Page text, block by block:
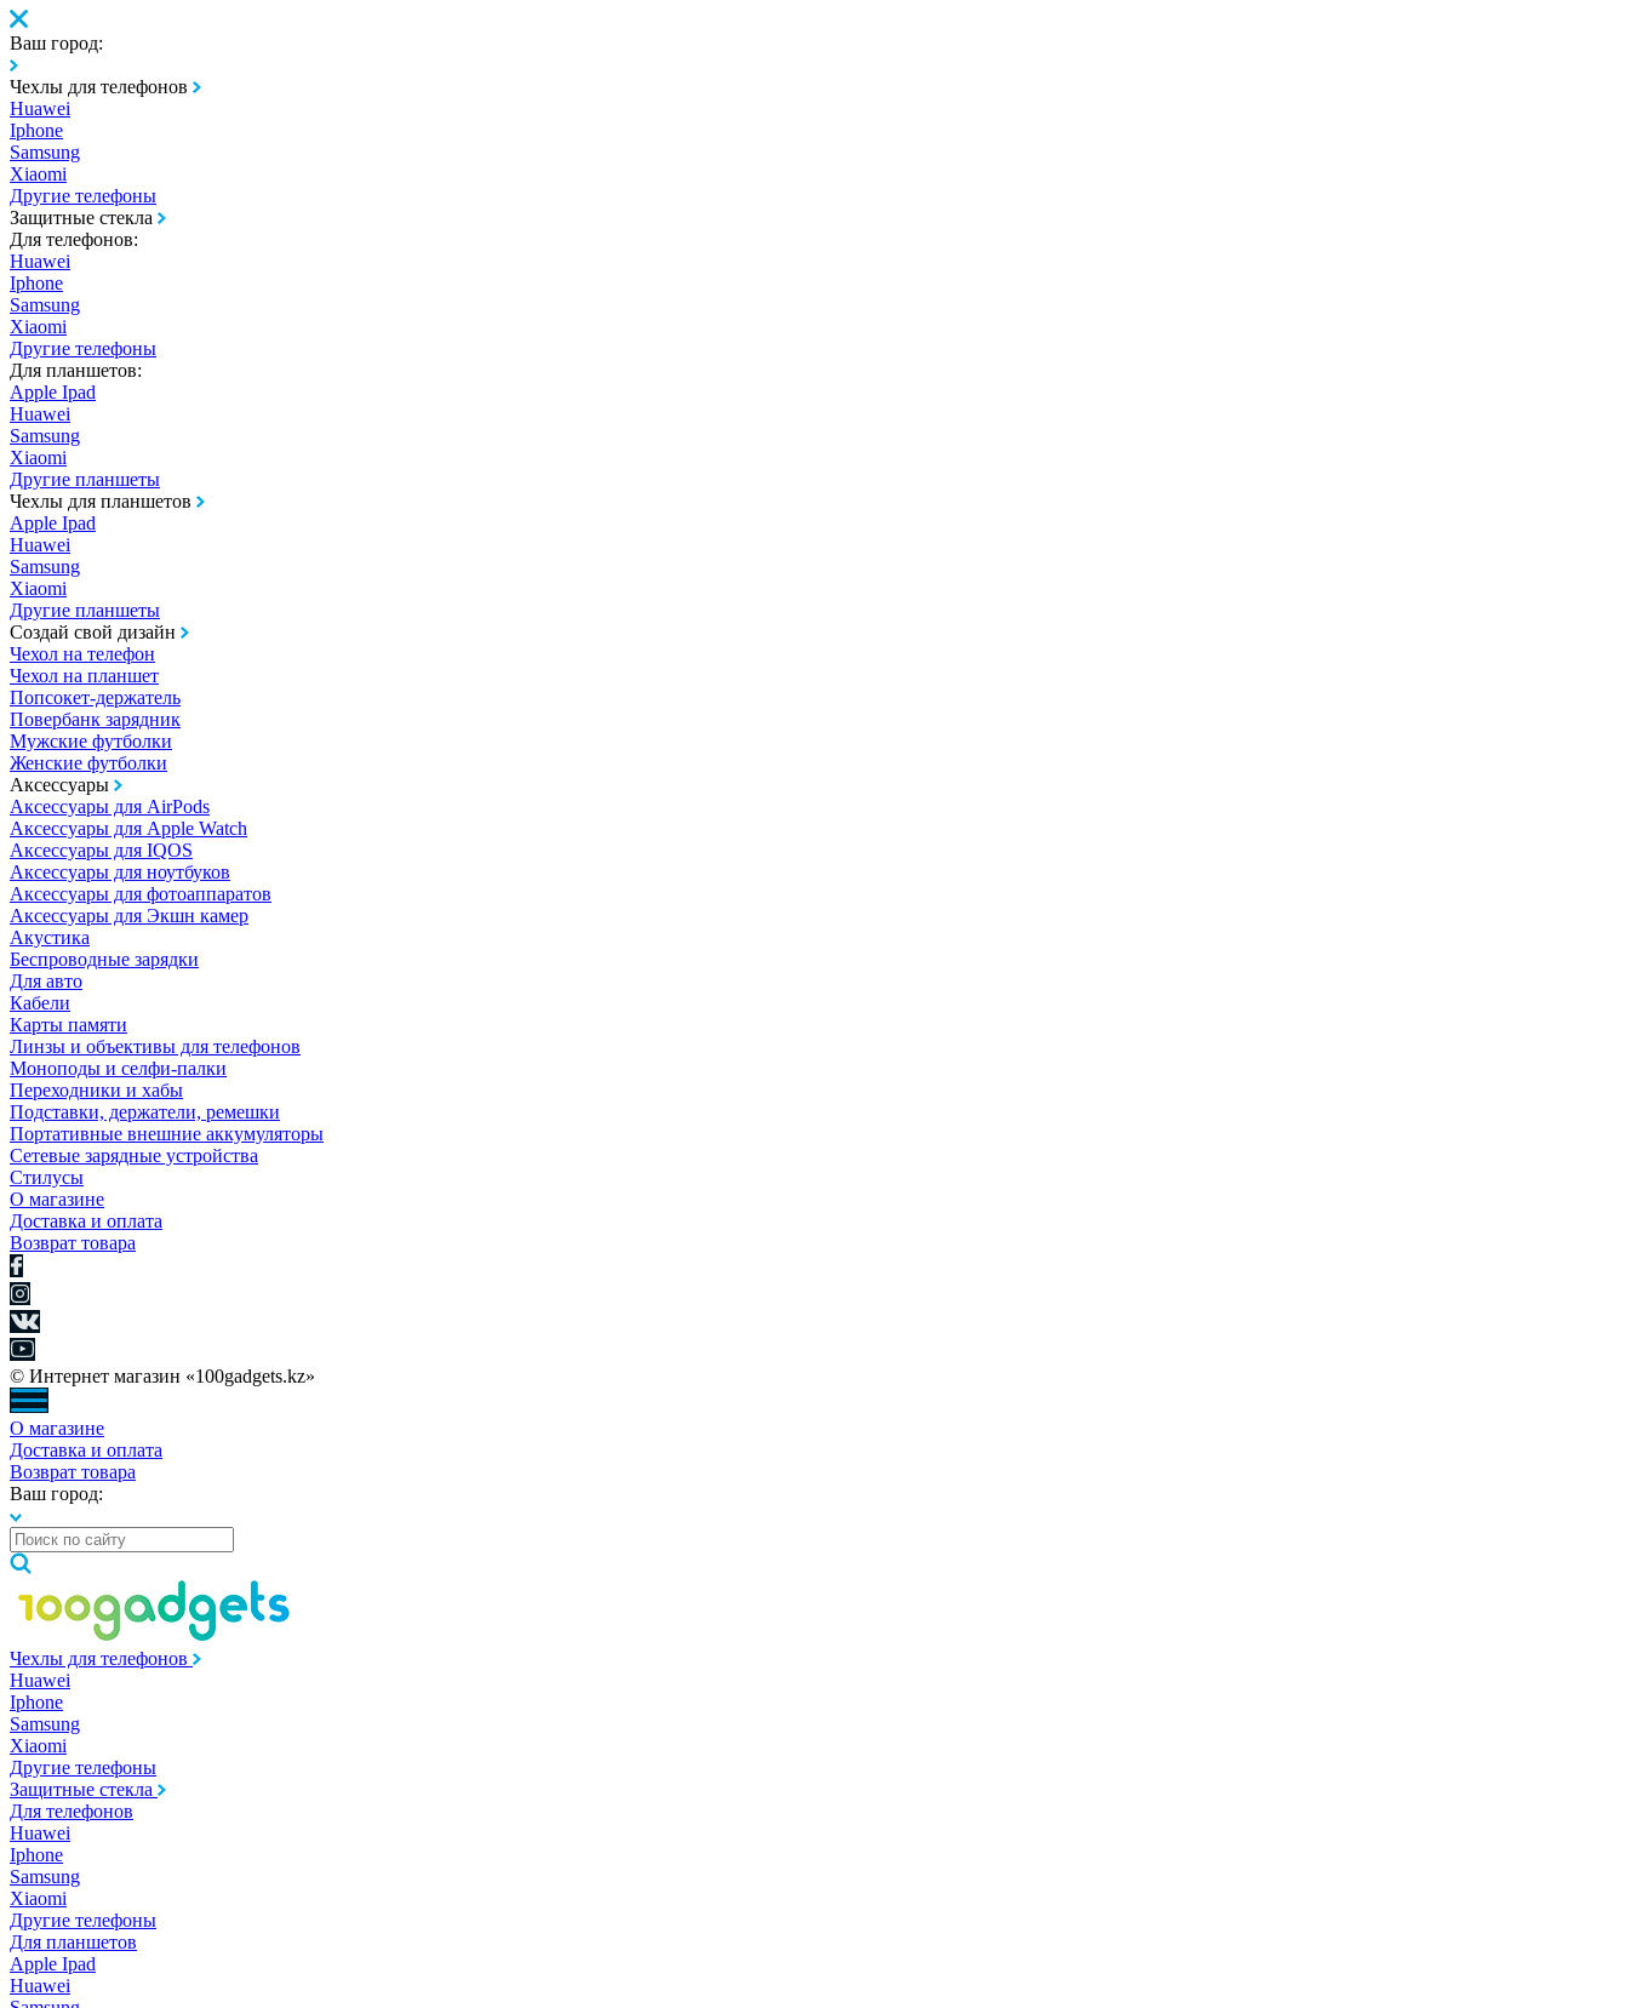
Ваш город:
Чехлы для телефонов
Huawei
Iphone
Samsung
Xiaomi
Другие телефоны
Защитные стекла
Для телефонов:
Huawei
Iphone
Samsung
Xiaomi
Другие телефоны
Для планшетов:
Apple Ipad
Huawei
Samsung
Xiaomi
Другие планшеты
Чехлы для планшетов
Apple Ipad
Huawei
Samsung
Xiaomi
Другие планшеты
Создай свой дизайн
Чехол на телефон
Чехол на планшет
Попсокет-держатель
Повербанк зарядник
Мужские футболки
Женские футболки
Аксессуары
Аксессуары для AirPods
Аксессуары для Apple Watch
Аксессуары для IQOS
Аксессуары для ноутбуков
Аксессуары для фотоаппаратов
Аксессуары для Экшн камер
Акустика
Беспроводные зарядки
Для авто
Кабели
Карты памяти
Линзы и объективы для телефонов
Моноподы и селфи-палки
Переходники и хабы
Подставки, держатели, ремешки
Портативные внешние аккумуляторы
Сетевые зарядные устройства
Стилусы
О магазине
Доставка и оплата
Возврат товара
© Интернет магазин «100gadgets.kz»
О магазине
Доставка и оплата
Возврат товара
Ваш город:
Чехлы для телефонов
Huawei
Iphone
Samsung
Xiaomi
Другие телефоны
Защитные стекла
Для телефонов
Huawei
Iphone
Samsung
Xiaomi
Другие телефоны
Для планшетов
Apple Ipad
Huawei